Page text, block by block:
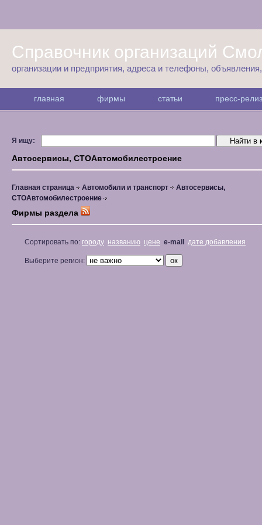
Справочник организаций
организации и предприятия, адреса и телефоны,
главная фирмы статьи пресс-
Я ищу:
Автосервисы, СТОАвтомобилестроение
Главная страница Автомобили и транспорт
Автосервисы,
СТОАвтомобилестроение
Фирмы раздела
Сортировать по: городу названию цене e-mail дате добавления
Выберите регион: